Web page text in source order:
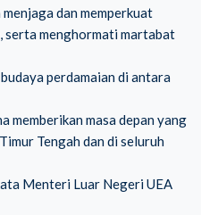
dan memperkuat
serta menghormati martabat
perdamaian di antara
memberikan masa depan yang
Tengah dan di seluruh
Menteri Luar Negeri UEA